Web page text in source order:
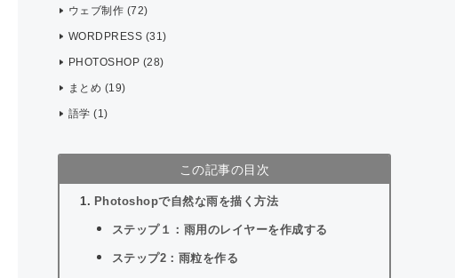
ウェブ制作 (72)
WORDPRESS (31)
PHOTOSHOP (28)
まとめ (19)
語学 (1)
この記事の目次
Photoshopで自然な雨を描く方法
ステップ１：雨用のレイヤーを作成する
ステップ2：雨粒を作る